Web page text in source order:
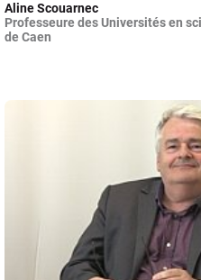
Aline Scouarnec
Professeure des Universités en
de Caen